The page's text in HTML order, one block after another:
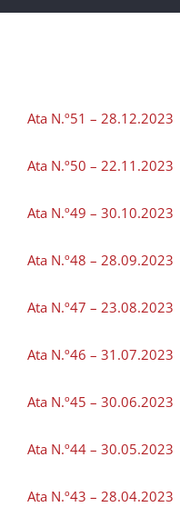
Ata N.º51 – 28.12.2023
Ata N.º50 – 22.11.2023
Ata N.º49 – 30.10.2023
Ata N.º48 – 28.09.2023
Ata N.º47 – 23.08.2023
Ata N.º46 – 31.07.2023
Ata N.º45 – 30.06.2023
Ata N.º44 – 30.05.2023
Ata N.º43 – 28.04.2023